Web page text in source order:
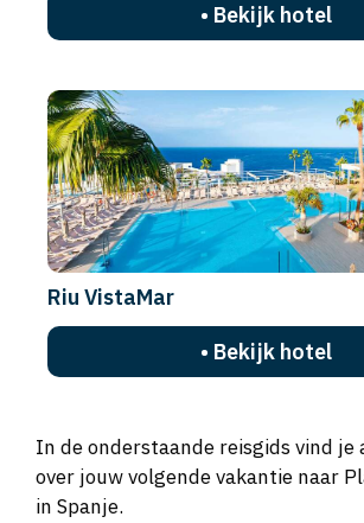
• Bekijk hotel
Riu VistaMar
• Bekijk hotel
In de onderstaande reisgids vind
over jouw volgende vakantie naar
in Spanje.